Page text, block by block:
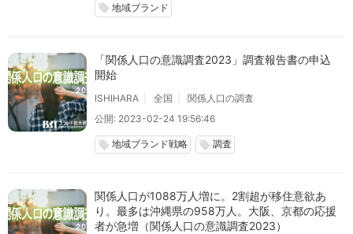
local_offer 地域ブランド
「関係人口の意識調査2023」調査報告書の申込
開始
ISHIHARA 全国
関係人口の調査
公開: 2023-02-24 19:56:46
local_offer 地域ブランド戦略 local_offer 調査
関係人口が1088万人増に。2割超が移住意欲あ
り。最多は沖縄県の958万人。大阪、京都の応援
者が急増（関係人口の意識調査2023）